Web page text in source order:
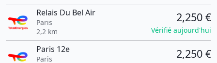
Relais Du Bel Air
Paris
2,2 km
2,250 €
Vérifié aujourd'hui
Paris 12e
Paris
2,250 €